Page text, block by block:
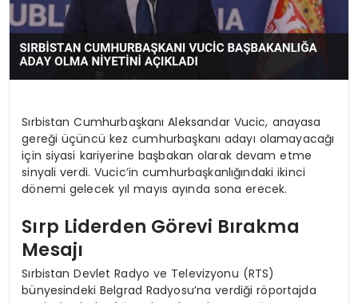
Sırbistan Cumhurbaşkanı Aleksandar Vucic, anayasa
gereği üçüncü kez cumhurbaşkanı adayı olamayacağı
için siyasi kariyerine başbakan olarak devam etme
sinyali verdi. Vucic’in cumhurbaşkanlığındaki ikinci
dönemi gelecek yıl mayıs ayında sona erecek.
Sırp Liderden Görevi Bırakma
Mesajı
Sırbistan Devlet Radyo ve Televizyonu (RTS)
bünyesindeki Belgrad Radyosu’na verdiği röportajda